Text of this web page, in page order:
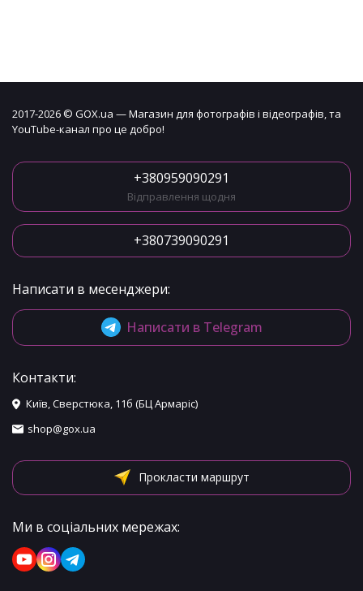
2017-2026 © GOX.ua — Магазин для фотографів і відеографів, та
YouTube-канал про це добро!
+380959090291
Відправлення щодня
+380739090291
Написати в месенджери:
Написати в Telegram
Контакти:
Київ, Сверстюка, 11б (БЦ Армаріс)
shop@gox.ua
Прокласти маршрут
Ми в соціальних мережах: